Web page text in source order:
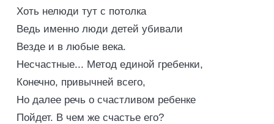
Хоть нелюди тут с потолка
Ведь именно люди детей убивали
Везде и в любые века.
Несчастные... Метод единой гребенки,
Конечно, привычней всего,
Но далее речь о счастливом ребенке
Пойдет. В чем же счастье его?